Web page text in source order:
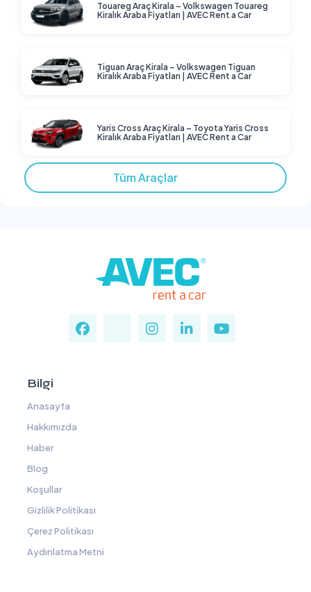
Touareg Araç Kirala – Volkswagen Touareg
Kiralık Araba Fiyatları | AVEC Rent a Car
Tiguan Araç Kirala – Volkswagen Tiguan
Kiralık Araba Fiyatları | AVEC Rent a Car
Yaris Cross Araç Kirala – Toyota Yaris Cross
Kiralık Araba Fiyatları | AVEC Rent a Car
Tüm Araçlar
Bilgi
Anasayfa
Hakkımızda
Haber
Blog
Koşullar
Gizlilik Politikası
Çerez Politikası
Aydınlatma Metni